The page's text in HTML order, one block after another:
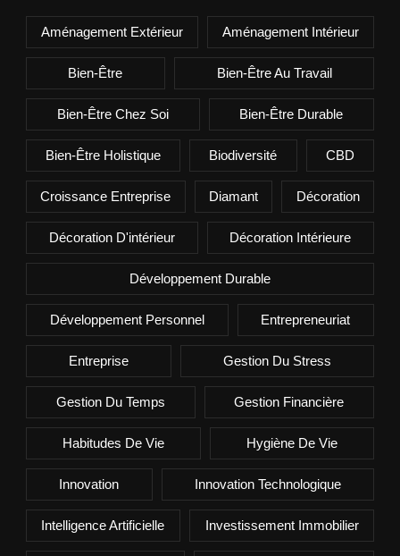
Aménagement Extérieur Aménagement Intérieur
Bien-Être Bien-Être Au Travail
Bien-Être Chez Soi Bien-Être Durable
Bien-Être Holistique Biodiversité CBD
Croissance Entreprise Diamant Décoration
Décoration D'intérieur Décoration Intérieure
Développement Durable
Développement Personnel Entrepreneuriat
Entreprise Gestion Du Stress
Gestion Du Temps Gestion Financière
Habitudes De Vie Hygiène De Vie
Innovation Innovation Technologique
Intelligence Artificielle Investissement Immobilier